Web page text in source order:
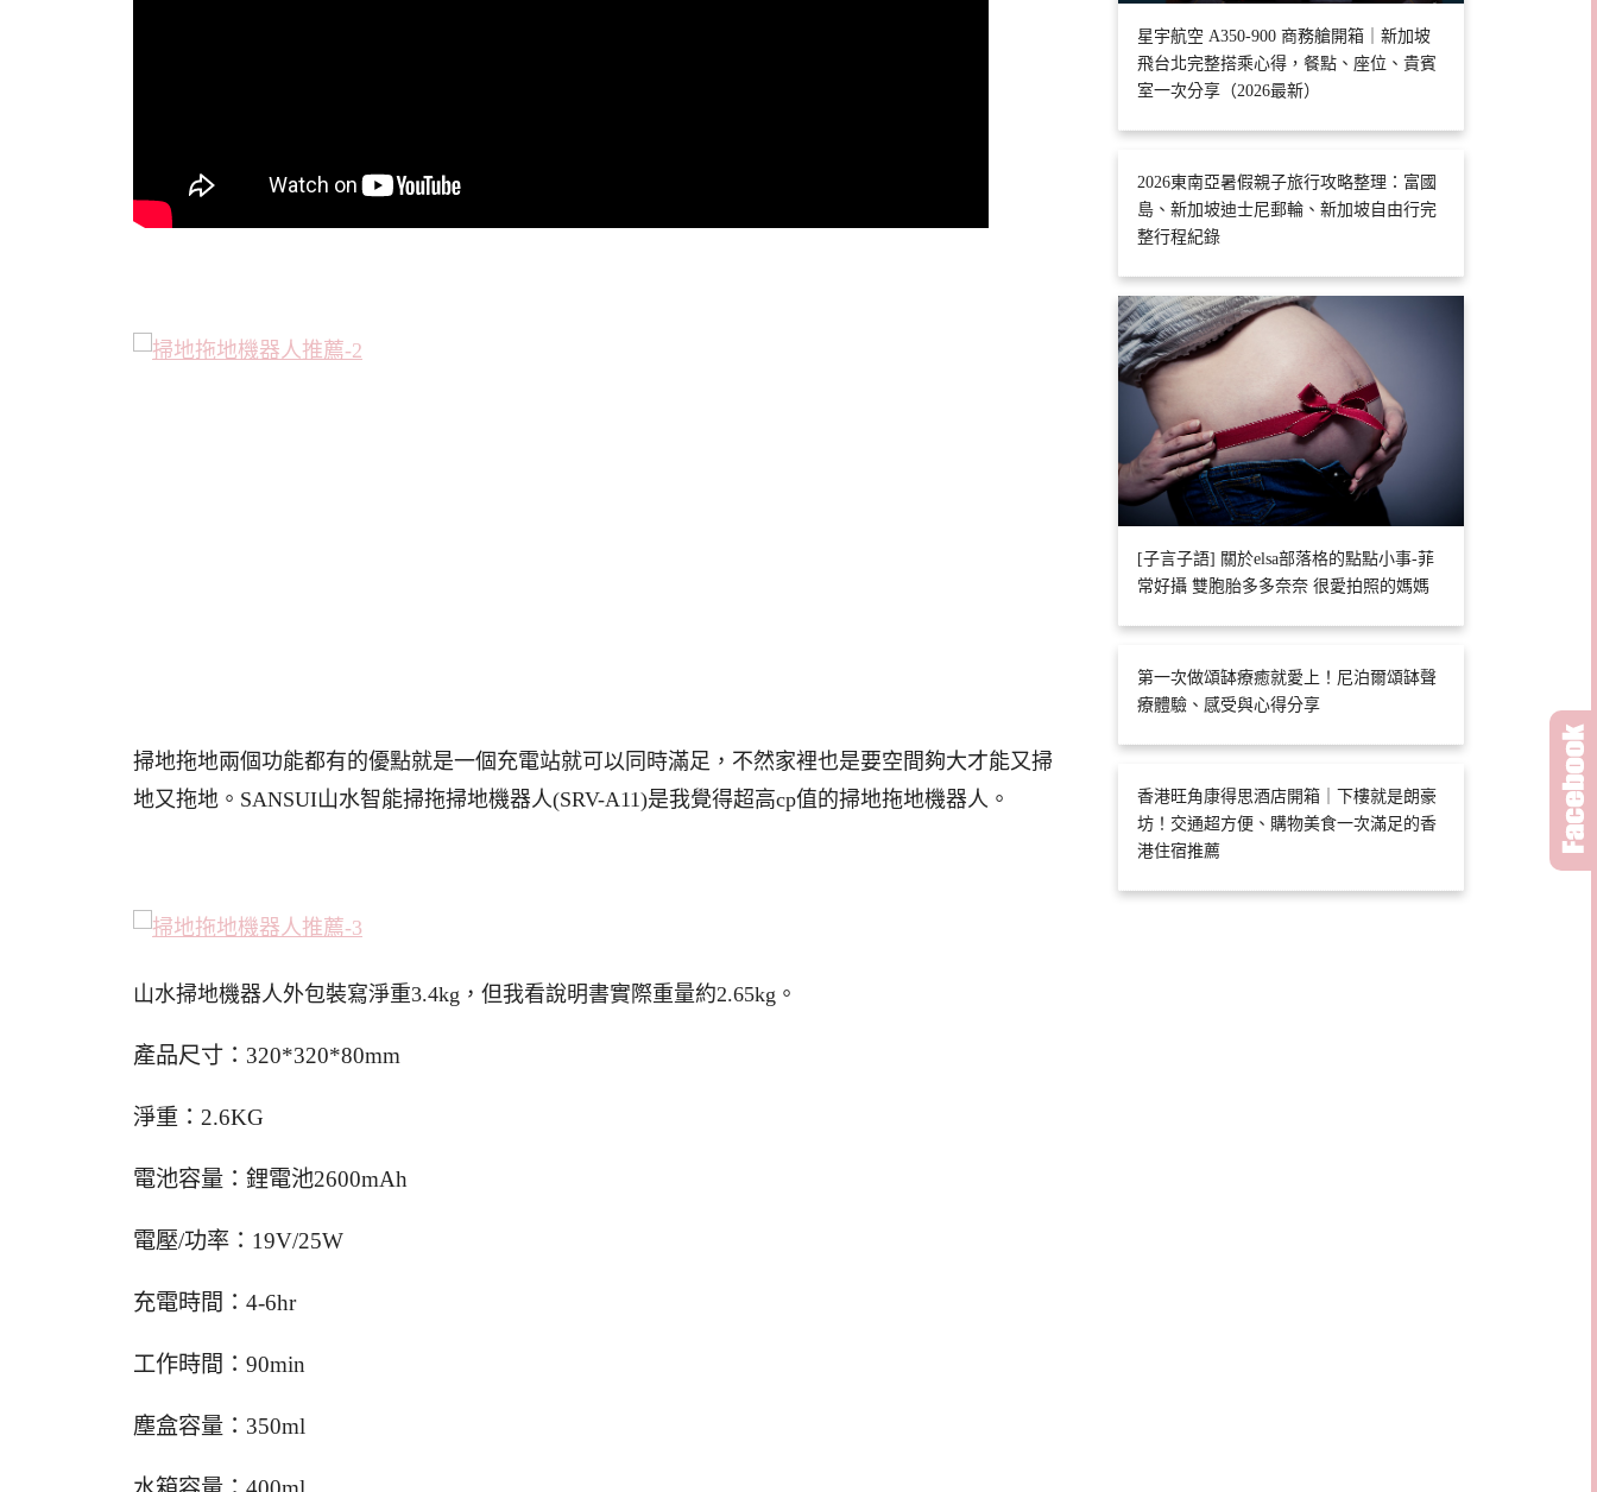
掃地拖地兩個功能都有的優點就是一個充電站就可以同時滿足，不然家裡也是要空間夠大才能又掃
地又拖地。SANSUI山水智能掃拖掃地機器人(SRV-A11)是我覺得超高cp值的掃地拖地機器人。
山水掃地機器人外包裝寫淨重3.4kg，但我看說明書實際重量約2.65kg。
產品尺寸：320*320*80mm
淨重：2.6KG
電池容量：鋰電池2600mAh
電壓/功率：19V/25W
充電時間：4-6hr
工作時間：90min
塵盒容量：350ml
星宇航空 A350-900 商務艙開箱｜新加坡
飛台北完整搭乘心得，餐點、座位、貴賓
室一次分享（2026最新）
2026東南亞暑假親子旅行攻略整理：富國
島、新加坡迪士尼郵輪、新加坡自由行完
整行程紀錄
[子言子語] 關於elsa部落格的點點小事-菲
常好攝 雙胞胎多多奈奈 很愛拍照的媽媽
第一次做頌缽療癒就愛上！尼泊爾頌缽聲
療體驗、感受與心得分享
香港旺角康得思酒店開箱｜下樓就是朗豪
坊！交通超方便、購物美食一次滿足的香
港住宿推薦